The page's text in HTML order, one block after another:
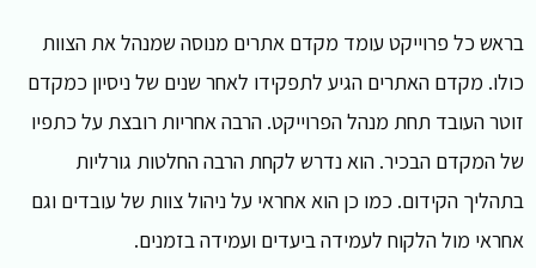
בראש כל פרוייקט עומד מקדם אתרים מנוסה שמנהל את הצוות
כולו. מקדם האתרים הגיע לתפקידו לאחר שנים של ניסיון כמקדם
זוטר העובד תחת מנהל הפרוייקט. הרבה אחריות רובצת על כתפיו
של המקדם הבכיר. הוא נדרש לקחת הרבה החלטות גורליות
בתהליך הקידום. כמו כן הוא אחראי על ניהול צוות של עובדים וגם
אחראי מול הלקוח לעמידה ביעדים ועמידה בזמנים.